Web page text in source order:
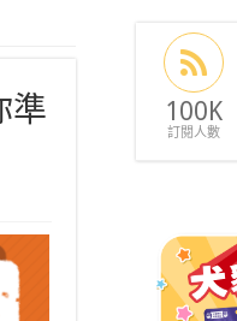
準
100K
訂閱人數